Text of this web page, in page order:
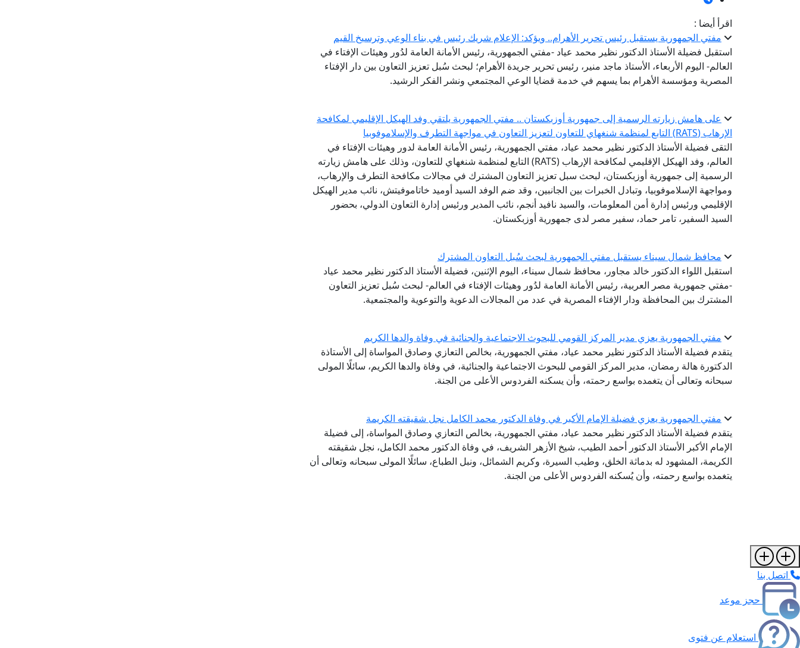
اقرأ أيضا :
مفتي الجمهورية يستقبل رئيس تحرير الأهرام.. ويؤكد: الإعلام شريك رئيس في بناء الوعي وترسيخ القيم
استقبل فضيلة الأستاذ الدكتور نظير محمد عياد -مفتي الجمهورية، رئيس الأمانة العامة لدُور وهيئات الإفتاء في
العالم- اليوم الأربعاء، الأستاذ ماجد منير، رئيس تحرير جريدة الأهرام؛ لبحث سُبل تعزيز التعاون بين دار الإفتاء
المصرية ومؤسسة الأهرام بما يسهم في خدمة قضايا الوعي المجتمعي ونشر الفكر الرشيد.
على هامش زيارته الرسمية إلى جمهورية أوزبكستان .. مفتي الجمهورية يلتقي وفد الهيكل الإقليمي لمكافحة
الإرهاب (RATS) التابع لمنظمة شنغهاي للتعاون لتعزيز التعاون في مواجهة التطرف والإسلاموفوبيا
التقى فضيلة الأستاذ الدكتور نظير محمد عياد، مفتي الجمهورية، رئيس الأمانة العامة لدور وهيئات الإفتاء في
العالم، وفد الهيكل الإقليمي لمكافحة الإرهاب (RATS) التابع لمنظمة شنغهاي للتعاون، وذلك على هامش زيارته
الرسمية إلى جمهورية أوزبكستان، لبحث سبل تعزيز التعاون المشترك في مجالات مكافحة التطرف والإرهاب،
ومواجهة الإسلاموفوبيا، وتبادل الخبرات بين الجانبين، وقد ضم الوفد السيد أوميد خاتاموفيتش، نائب مدير الهيكل
الإقليمي ورئيس إدارة أمن المعلومات، والسيد نافيد أنجم، نائب المدير ورئيس إدارة التعاون الدولي، بحضور
السيد السفير، تامر حماد، سفير مصر لدى جمهورية أوزبكستان.
محافظ شمال سيناء يستقبل مفتي الجمهورية لبحث سُبل التعاون المشترك
استقبل اللواء الدكتور خالد مجاور، محافظ شمال سيناء، اليوم الإثنين، فضيلة الأستاذ الدكتور نظير محمد عياد
-مفتي جمهورية مصر العربية، رئيس الأمانة العامة لدُور وهيئات الإفتاء في العالم- لبحث سُبل تعزيز التعاون
المشترك بين المحافظة ودار الإفتاء المصرية في عدد من المجالات الدعوية والتوعوية والمجتمعية.
مفتي الجمهورية يعزي مدير المركز القومي للبحوث الاجتماعية والجنائية في وفاة والدها الكريم
يتقدم فضيلة الأستاذ الدكتور نظير محمد عياد، مفتي الجمهورية، بخالص التعازي وصادق المواساة إلى الأستاذة
الدكتورة هالة رمضان، مدير المركز القومي للبحوث الاجتماعية والجنائية، في وفاة والدها الكريم، سائلًا المولى
سبحانه وتعالى أن يتغمده بواسع رحمته، وأن يسكنه الفردوس الأعلى من الجنة.
مفتي الجمهورية يعزي فضيلة الإمام الأكبر في وفاة الدكتور محمد الكامل نجل شقيقته الكريمة
يتقدم فضيلة الأستاذ الدكتور نظير محمد عياد، مفتي الجمهورية، بخالص التعازي وصادق المواساة، إلى فضيلة
الإمام الأكبر الأستاذ الدكتور أحمد الطيب، شيخ الأزهر الشريف، في وفاة الدكتور محمد الكامل، نجل شقيقته
الكريمة، المشهود له بدماثة الخلق، وطيب السيرة، وكريم الشمائل، ونبل الطباع، سائلًا المولى سبحانه وتعالى أن
يتغمده بواسع رحمته، وأن يُسكنه الفردوس الأعلى من الجنة.
اتصل بنا
حجز موعد
استعلام عن فتوى